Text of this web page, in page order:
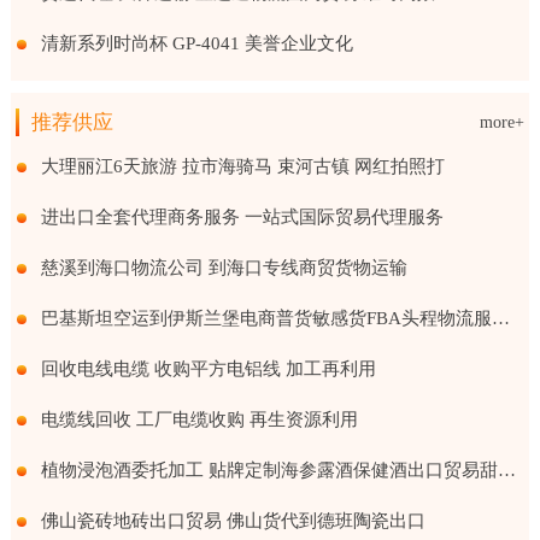
清新系列时尚杯 GP-4041 美誉企业文化
推荐供应 more+
大理丽江6天旅游 拉市海骑马 束河古镇 网红拍照打
进出口全套代理商务服务 一站式国际贸易代理服务
慈溪到海口物流公司 到海口专线商贸货物运输
巴基斯坦空运到伊斯兰堡电商普货敏感货FBA头程物流服务国际贸易
回收电线电缆 收购平方电铝线 加工再利用
电缆线回收 工厂电缆收购 再生资源利用
植物浸泡酒委托加工 贴牌定制海参露酒保健酒出口贸易甜味果酒
佛山瓷砖地砖出口贸易 佛山货代到德班陶瓷出口